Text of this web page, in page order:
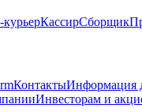
КассирСборщик
КонтактыИнформация
Инвесторам и